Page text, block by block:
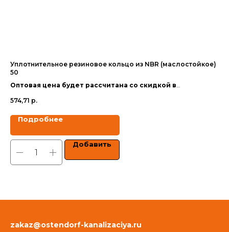
Уплотнительное резиновое кольцо из NBR (маслостойкое)
50
Оптовая цена будет рассчитана со скидкой в
574,71 р.
Подробнее
Добавить
zakaz@ostendorf-kanalizaciya.ru